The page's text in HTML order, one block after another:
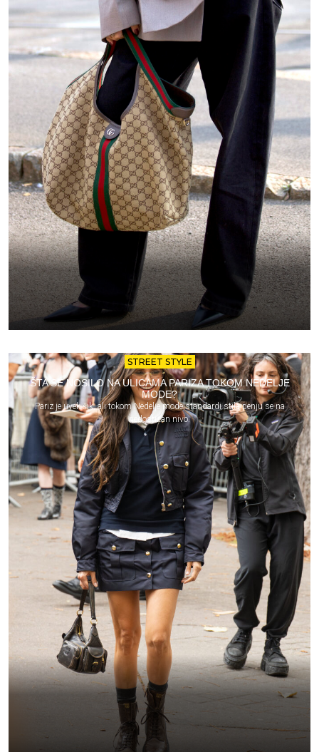
STREET STYLE
ŠTA SE NOSILO NA ULICAMA PARIZA TOKOM NEDELJE
MODE?
Pariz je uvek šik, ali tokom Nedelje mode standardi stila penju se na
nedostižan nivo.